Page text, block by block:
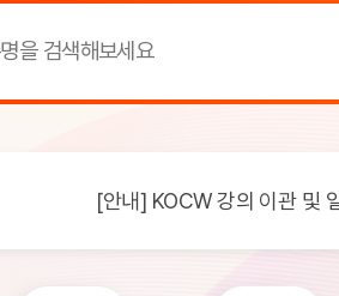
[서비스점검] KOCW 서비
[안내] KOCW 강의 이관 및
[안내] 2026년 대학정보공시